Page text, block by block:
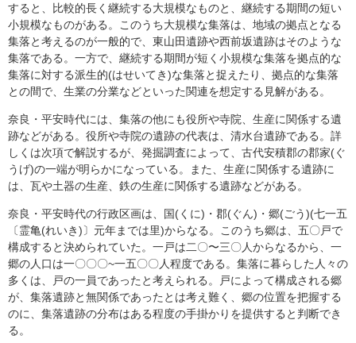
すると、比較的長く継続する大規模なものと、継続する期間の短い
小規模なものがある。このうち大規模な集落は、地域の拠点となる
集落と考えるのが一般的で、東山田遺跡や西前坂遺跡はそのような
集落である。一方で、継続する期間が短く小規模な集落を拠点的な
集落に対する派生的(はせいてき)な集落と捉えたり、拠点的な集落
との間で、生業の分業などといった関連を想定する見解がある。
奈良・平安時代には、集落の他にも役所や寺院、生産に関係する遺
跡などがある。役所や寺院の遺跡の代表は、清水台遺跡である。詳
しくは次項で解説するが、発掘調査によって、古代安積郡の郡家(ぐ
うげ)の一端が明らかになっている。また、生産に関係する遺跡に
は、瓦や土器の生産、鉄の生産に関係する遺跡などがある。
奈良・平安時代の行政区画は、国(くに)・郡(ぐん)・郷(ごう)(七一五
〔霊亀(れいき)〕元年までは里)からなる。このうち郷は、五〇戸で
構成すると決められていた。一戸は二〇〜三〇人からなるから、一
郷の人口は一〇〇〇~一五〇〇人程度である。集落に暮らした人々の
多くは、戸の一員であったと考えられる。戸によって構成される郷
が、集落遺跡と無関係であったとは考え難く、郷の位置を把握する
のに、集落遺跡の分布はある程度の手掛かりを提供すると判断でき
る。